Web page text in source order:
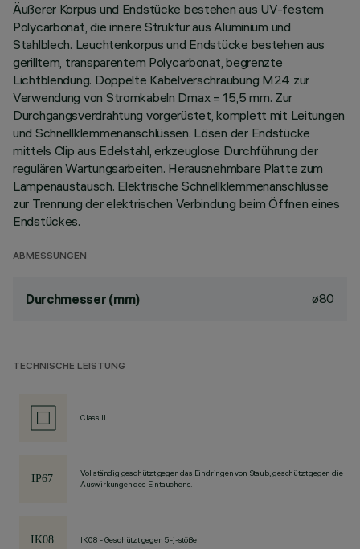
Äußerer Korpus und Endstücke bestehen aus UV-festem
Polycarbonat, die innere Struktur aus Aluminium und
Stahlblech. Leuchtenkorpus und Endstücke bestehen aus
gerilltem, transparentem Polycarbonat, begrenzte
Lichtblendung. Doppelte Kabelverschraubung M24 zur
Verwendung von Stromkabeln Dmax = 15,5 mm. Zur
Durchgangsverdrahtung vorgerüstet, komplett mit Leitungen
und Schnellklemmenanschlüssen. Lösen der Endstücke
mittels Clip aus Edelstahl, erkzeuglose Durchführung der
regulären Wartungsarbeiten. Herausnehmbare Platte zum
Lampenaustausch. Elektrische Schnellklemmenanschlüsse
zur Trennung der elektrischen Verbindung beim Öffnen eines
Endstückes.
ABMESSUNGEN
Durchmesser (mm) ø80
TECHNISCHE LEISTUNG
Class II
Vollständig geschützt gegen das Eindringen von Staub, geschützt gegen die
Auswirkungen des Eintauchens.
IK08 - Geschützt gegen 5-j-stöße